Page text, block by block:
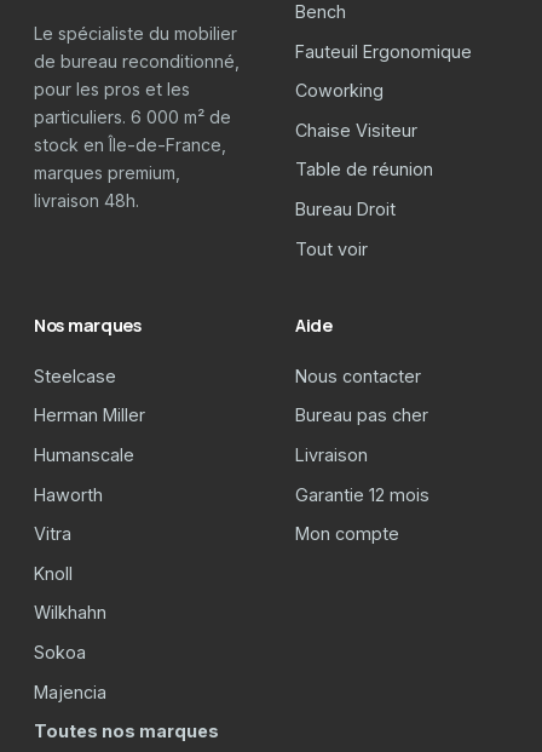
Le spécialiste du mobilier
de bureau reconditionné,
pour les pros et les
particuliers. 6 000 m² de
stock en Île-de-France,
marques premium,
livraison 48h.
Bench
Fauteuil Ergonomique
Coworking
Chaise Visiteur
Table de réunion
Bureau Droit
Tout voir
Nos marques
Steelcase
Herman Miller
Humanscale
Haworth
Vitra
Knoll
Wilkhahn
Sokoa
Majencia
Toutes nos marques
Aide
Nous contacter
Bureau pas cher
Livraison
Garantie 12 mois
Mon compte